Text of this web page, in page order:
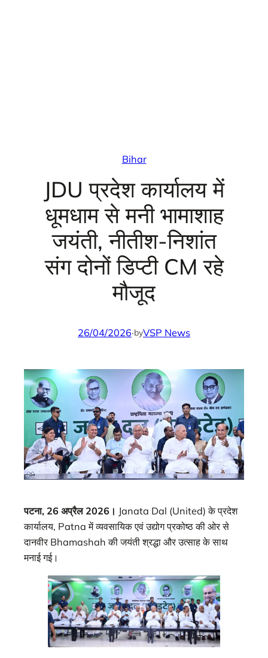
Bihar
JDU प्रदेश कार्यालय में
धूमधाम से मनी भामाशाह
जयंती, नीतीश-निशांत
संग दोनों डिप्टी CM रहे
मौजूद
26/04/2026·byVSP News
पटना, 26 अप्रैल 2026। Janata Dal (United) के प्रदेश
कार्यालय, Patna में व्यवसायिक एवं उद्योग प्रकोष्ठ की ओर से
दानवीर Bhamashah की जयंती श्रद्धा और उत्साह के साथ
मनाई गई।